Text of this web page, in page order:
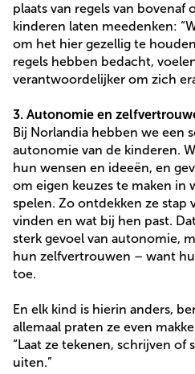
plaats van regels van bovenaf
kinderen laten meedenken:
om het hier gezellig te
regels hebben bedacht,
verantwoordelijker om zich
3. Autonomie en
Bij Norlandia hebben we een
autonomie van de kinderen.
hun wensen en ideeën, en
om eigen keuzes te maken in
spelen. Zo ontdekken ze stap
vinden en wat bij hen past.
sterk gevoel van autonomie,
hun zelfvertrouwen – want
toe.
En elk kind is hierin anders,
allemaal praten ze even
“Laat ze tekenen, schrijven
uiten.”